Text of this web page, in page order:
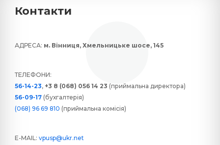
Контакти
АДРЕСА: м. Вінниця, Хмельницьке шосе, 145
ТЕЛЕФОНИ:
56-14-23, +3 8 (068) 056 14 23 (приймальна директора)
56-09-17 (бухгалтерія)
(068) 96 69 810 (приймальна комісія)
E-MAIL: vpusp@ukr.net